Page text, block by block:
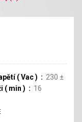
(Vac) 230 ±
( min ) 16